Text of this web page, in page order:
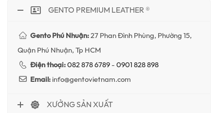
GENTO PREMIUM LEATHER ®
Gento Phú Nhuận:27 Phan Đình Phùng, Phường 15,
Quận Phú Nhuận, Tp HCM
Điện thoại:082 878 6789-0901 828 898
Email:info@gentovietnam.com
XƯỞNG SẢN XUẤT